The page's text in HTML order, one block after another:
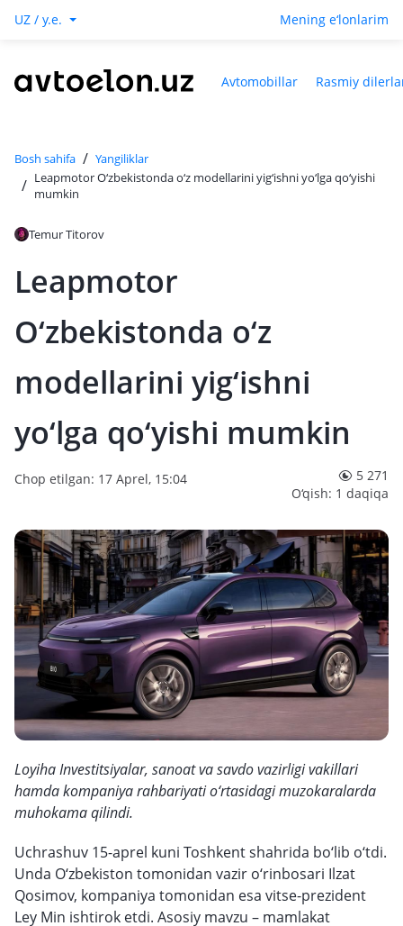
UZ / y.e. Mening e‘lonlarim
Avtomobillar Rasmiy
Bosh sahifa / Yangiliklar
/ Leapmotor O‘zbekistonda o‘z modellarini yig‘ishni yo‘lga qo‘yishi
mumkin
Temur Titorov
Leapmotor
O‘zbekistonda o‘z
modellarini yig‘ishni
yo‘lga qo‘yishi mumkin
Chop etilgan: 17 Aprel, 15:04
5 271
O‘qish: 1 daqiqa
Loyiha Investitsiyalar, sanoat va savdo vazirligi vakillari
hamda kompaniya rahbariyati o‘rtasidagi muzokaralarda
muhokama qilindi.
Uchrashuv 15-aprel kuni Toshkent shahrida bo‘lib o‘tdi.
Unda O‘zbekiston tomonidan vazir o‘rinbosari Ilzat
Qosimov, kompaniya tomonidan esa vitse-prezident
Ley Min ishtirok etdi. Asosiy mavzu – mamlakat